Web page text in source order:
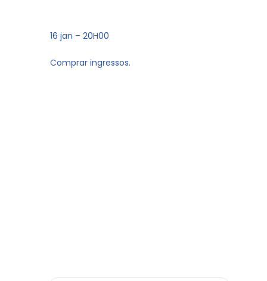
16 jan – 20H00
Comprar ingressos.